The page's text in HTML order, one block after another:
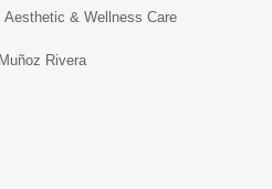
& Wellness Care
Rivera